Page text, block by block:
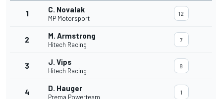
1 C. Novalak
MP Motorsport
12
2 M. Armstrong
Hitech Racing
7
3 J. Vips
Hitech Racing
8
4 D. Hauger
Prema Powerteam
1